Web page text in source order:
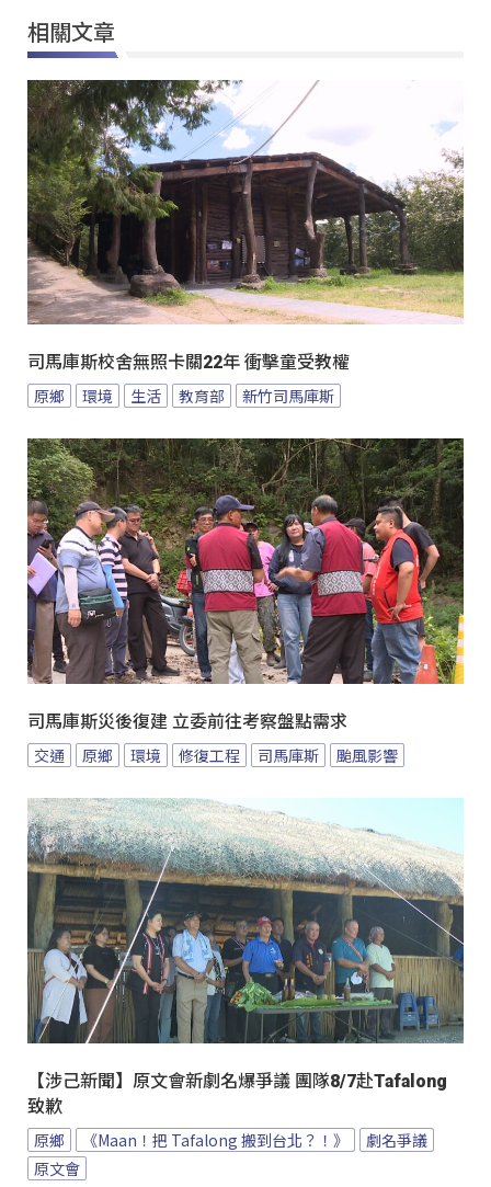
相關文章
司馬庫斯校舍無照卡關22年 衝擊童受教權
原鄉 環境 生活 教育部 新竹司馬庫斯
司馬庫斯災後復建 立委前往考察盤點需求
交通 原鄉 環境 修復工程 司馬庫斯 颱風影響
【涉己新聞】原文會新劇名爆爭議 團隊8/7赴Tafalong
致歉
原鄉 《Maan！把 Tafalong 搬到台北？！》
劇名爭議
原文會